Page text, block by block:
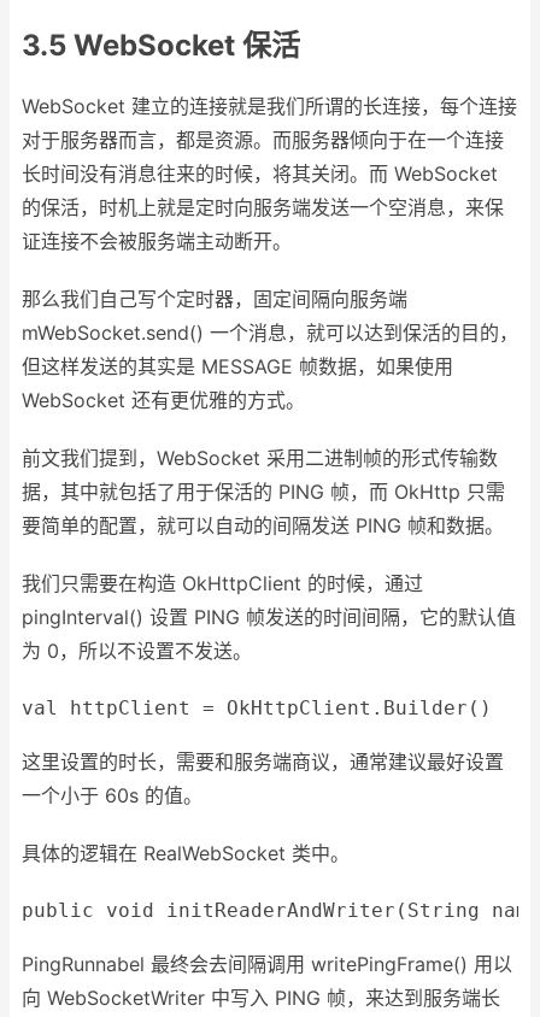
3.5 WebSocket 保活
WebSocket 建立的连接就是我们所谓的长连接，每个连接
对于服务器而言，都是资源。而服务器倾向于在一个连接
长时间没有消息往来的时候，将其关闭。而 WebSocket
的保活，时机上就是定时向服务端发送一个空消息，来保
证连接不会被服务端主动断开。
那么我们自己写个定时器，固定间隔向服务端
mWebSocket.send() 一个消息，就可以达到保活的目的，
但这样发送的其实是 MESSAGE 帧数据，如果使用
WebSocket 还有更优雅的方式。
前文我们提到，WebSocket 采用二进制帧的形式传输数
据，其中就包括了用于保活的 PING 帧，而 OkHttp 只需
要简单的配置，就可以自动的间隔发送 PING 帧和数据。
我们只需要在构造 OkHttpClient 的时候，通过
pingInterval() 设置 PING 帧发送的时间间隔，它的默认值
为 0，所以不设置不发送。
val httpClient = OkHttpClient.Builder()
这里设置的时长，需要和服务端商议，通常建议最好设置
一个小于 60s 的值。
具体的逻辑在 RealWebSocket 类中。
public void initReaderAndWriter (String
PingRunnabel 最终会去间隔调用 writePingFrame() 用以
向 WebSocketWriter 中写入 PING 帧，来达到服务端长